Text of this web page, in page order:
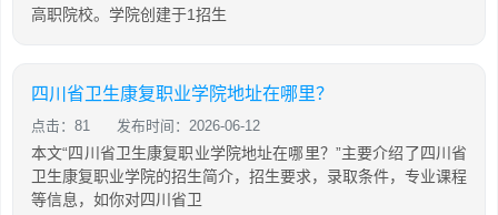
高职院校。学院创建于1招生
四川省卫生康复职业学院地址在哪里？
点击：81 发布时间：2026-06-12
本文“四川省卫生康复职业学院地址在哪里？”主要介绍了四川省
卫生康复职业学院的招生简介，招生要求，录取条件，专业课程
等信息，如你对四川省卫